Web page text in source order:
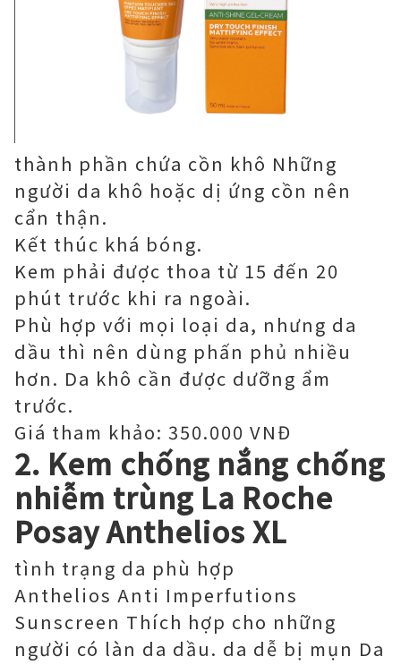
thành phần chứa cồn khô Những
người da khô hoặc dị ứng cồn nên
cẩn thận.
Kết thúc khá bóng.
Kem phải được thoa từ 15 đến 20
phút trước khi ra ngoài.
Phù hợp với mọi loại da, nhưng da
dầu thì nên dùng phấn phủ nhiều
hơn. Da khô cần được dưỡng ẩm
trước.
Giá tham khảo: 350.000 VNĐ
2. Kem chống nắng chống
nhiễm trùng La Roche
Posay Anthelios XL
tình trạng da phù hợp
Anthelios Anti Imperfutions
Sunscreen Thích hợp cho những
người có làn da dầu. da dễ bị mụn Da